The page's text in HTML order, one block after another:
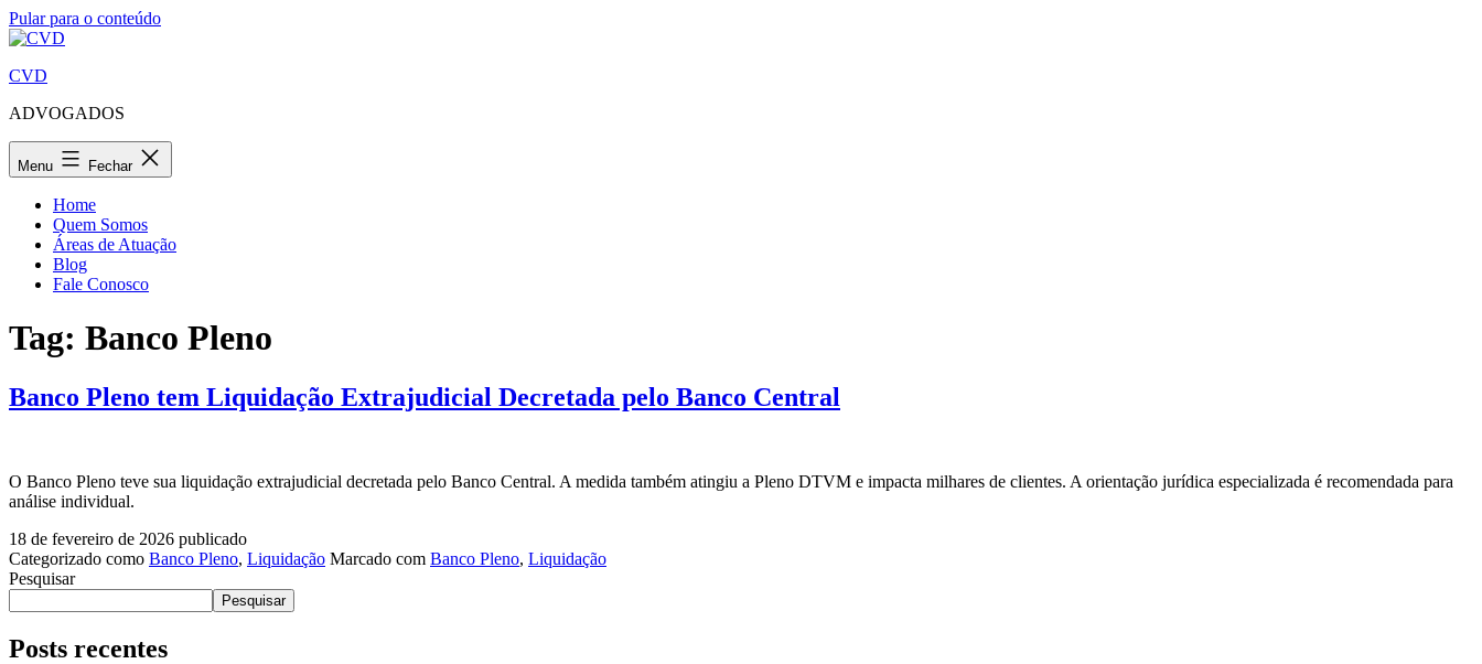
Pular para o conteúdo
CVD
ADVOGADOS
Menu Fechar
Home
Quem Somos
Áreas de Atuação
Blog
Fale Conosco
Tag: Banco Pleno
Banco Pleno tem Liquidação Extrajudicial Decretada pelo Banco Central
O Banco Pleno teve sua liquidação extrajudicial decretada pelo Banco Central. A medida também atingiu a Pleno DTVM e impacta milhares de clientes. A orientação jurídica especializada é recomendada para
análise individual.
18 de fevereiro de 2026 publicado
Categorizado como Banco Pleno, Liquidação Marcado com Banco Pleno, Liquidação
Pesquisar
Pesquisar
Posts recentes